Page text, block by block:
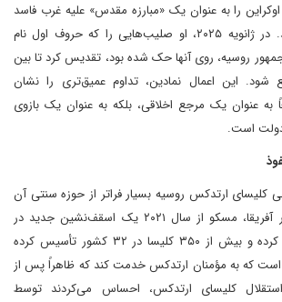
حمله به اوکراین را به عنوان یک «مبارزه مقدس» علیه غرب فاسد
اخلاقی به تصویر کشید. در ژانویه ۲۰۲۵، او صلیب‌هایی را که حروف اول نام
روسیه، روی آنها حک شده بود، تقدیس کرد تا بین
شود. این اعمال نمادین، تداوم عمیق‌تری را نشان
به عنوان یک مرجع اخلاقی، بلکه به عنوان یک بازوی
است.
کلیسای ارتدکس روسیه بسیار فراتر از حوزه سنتی آن
گسترش یافته است. در آفریقا، مسکو از سال ۲۰۲۱ یک اسقف‌نشین جدید در
کلیسای ارتدکس ایجاد کرده و بیش از ۳۵۰ کلیسا در ۳۲ کشور تأسیس کرده
که به مؤمنان ارتدکس خدمت کند که ظاهراً پس از
کلیسای ارتدکس، احساس می‌کردند توسط